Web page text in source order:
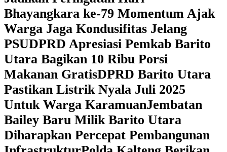
Bhayangkara ke-79 Momentum Ajak
Warga Jaga Kondusifitas Jelang
PSUDPRD Apresiasi Pemkab Barito
Utara Bagikan 10 Ribu Porsi
Makanan GratisDPRD Barito Utara
Pastikan Listrik Nyala Juli 2025
Untuk Warga KaramuanJembatan
Bailey Baru Milik Barito Utara
Diharapkan Percepat Pembangunan